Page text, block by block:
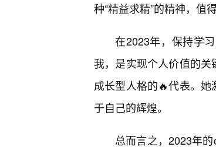
种“精益求精”的精神，值
在2023年，保持学
我，是实现个人价值的
成长型人格的🔥代表。
于自己的辉煌。
总而言之，2023年